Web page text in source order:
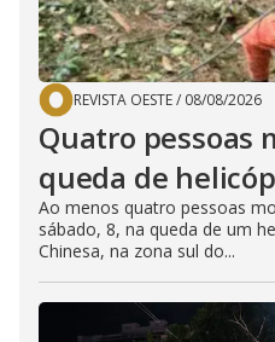
REVISTA OESTE/ 08/08/2026
Quatro pessoas
queda de
Ao menos quatro pessoas
sábado, 8, na queda de um
Chinesa, na zona sul do...